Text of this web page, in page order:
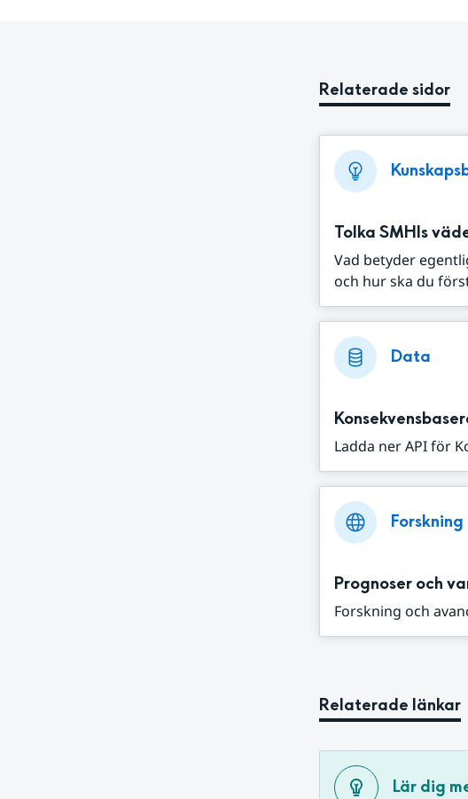
Relaterade sidor
Tolka SMHIs
Vad betyder
och hur ska du
Data
Ladda ner API för
Prognoser och
Forskning och
Relaterade länkar
Lär dig